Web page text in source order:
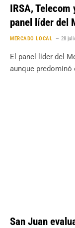
IRSA, Telecom
panel líder del
MERCADO LOCAL 28
El panel líder del
aunque
San Juan